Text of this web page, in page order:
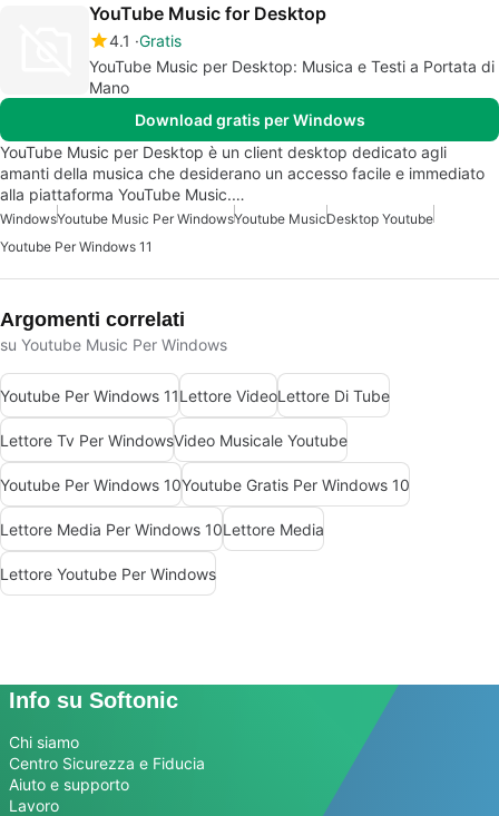
YouTube Music for Desktop
4.1 Gratis
YouTube Music per Desktop: Musica e Testi a Portata di
Mano
Download gratis per Windows
YouTube Music per Desktop è un client desktop dedicato agli
amanti della musica che desiderano un accesso facile e immediato
alla piattaforma YouTube Music.…
WindowsYoutube Music Per WindowsYoutube MusicDesktop Youtube
Youtube Per Windows 11
Argomenti correlati
su Youtube Music Per Windows
Youtube Per Windows 11Lettore VideoLettore Di Tube
Lettore Tv Per WindowsVideo Musicale Youtube
Youtube Per Windows 10Youtube Gratis Per Windows 10
Lettore Media Per Windows 10Lettore Media
Lettore Youtube Per Windows
Info su Softonic
Chi siamo
Centro Sicurezza e Fiducia
Aiuto e supporto
Lavoro